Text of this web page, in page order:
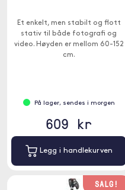
Et enkelt, men stabilt og flott
stativ til både fotografi og
video. Høyden er mellom 60-152
cm.
På lager, sendes i morgen
609 kr
Legg i handlekurven
SALG!